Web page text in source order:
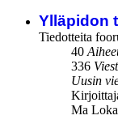
Ylläpidon
Tiedotteita
40
336
Uusin
Ma